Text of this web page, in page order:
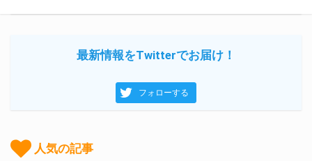
最新情報をTwitterでお届け！
フォローする
人気の記事